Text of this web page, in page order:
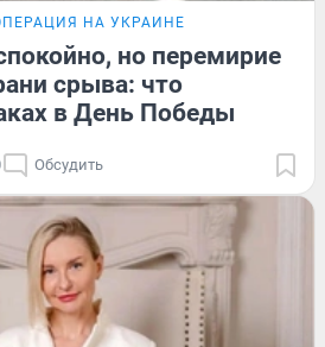
НА УКРАИНЕ
но перемирие
срыва: что
в День Победы
Обсудить